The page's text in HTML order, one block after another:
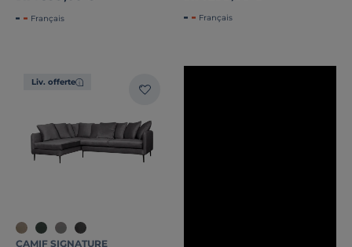
Français Français
Liv. offerte
CAMIF SIGNATURE